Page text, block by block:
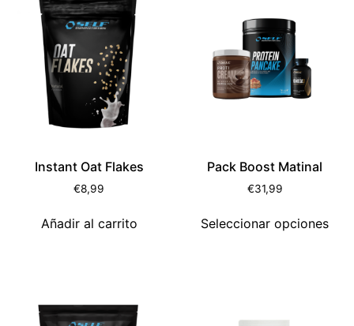
Instant Oat Flakes
€8,99
Añadir al carrito
Pack Boost Matinal
€31,99
Seleccionar opciones